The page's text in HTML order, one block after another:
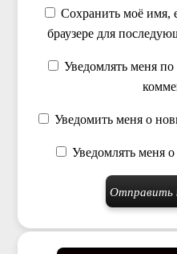
Сохранить моё имя,
браузере для
Уведомлять меня
Уведомить меня о
Уведомлять меня